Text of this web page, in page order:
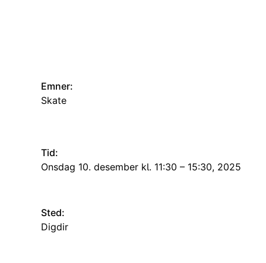
Emner:
Skate
Tid:
onsdag 10. desember kl. 11:30 – 15:30, 2025
Sted:
Digdir